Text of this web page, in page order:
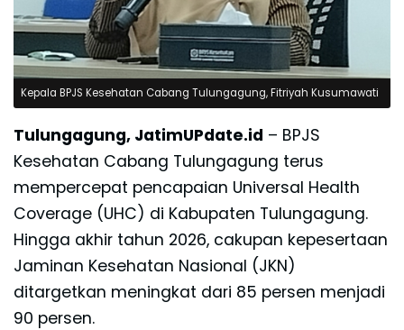
Kepala BPJS Kesehatan Cabang Tulungagung, Fitriyah Kusumawati
Tulungagung, JatimUPdate.id – BPJS
Kesehatan Cabang Tulungagung terus
mempercepat pencapaian Universal Health
Coverage (UHC) di Kabupaten Tulungagung.
Hingga akhir tahun 2026, cakupan kepesertaan
Jaminan Kesehatan Nasional (JKN)
ditargetkan meningkat dari 85 persen menjadi
90 persen.